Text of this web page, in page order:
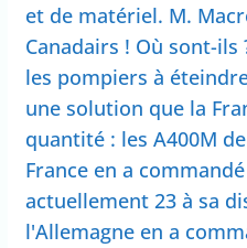
et de matériel. M.
Canadairs ! Où sont-
les pompiers à
une solution que la
quantité : les A400M
France en a
actuellement 23 à sa
l'Allemagne en a